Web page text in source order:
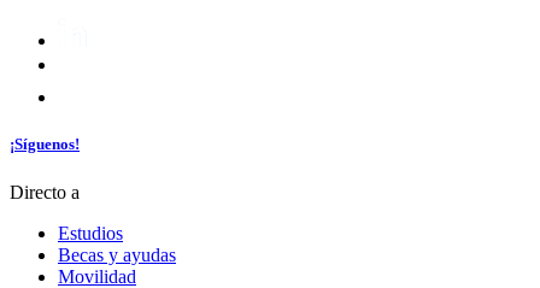
¡Síguenos!
Directo a
Estudios
Becas y ayudas
Movilidad